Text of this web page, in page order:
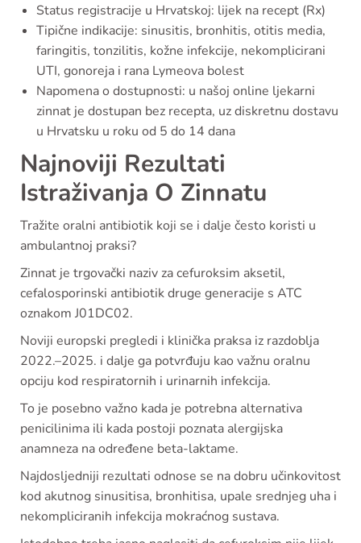
Status registracije u Hrvatskoj: lijek na recept (Rx)
Tipične indikacije: sinusitis, bronhitis, otitis media,
faringitis, tonzilitis, kožne infekcije, nekomplicirani
UTI, gonoreja i rana Lymeova bolest
Napomena o dostupnosti: u našoj online ljekarni
zinnat je dostupan bez recepta, uz diskretnu dostavu
u Hrvatsku u roku od 5 do 14 dana
Najnoviji Rezultati
Istraživanja O Zinnatu
Tražite oralni antibiotik koji se i dalje često koristi u
ambulantnoj praksi?
Zinnat je trgovački naziv za cefuroksim aksetil,
cefalosporinski antibiotik druge generacije s ATC
oznakom J01DC02.
Noviji europski pregledi i klinička praksa iz razdoblja
2022.–2025. i dalje ga potvrđuju kao važnu oralnu
opciju kod respiratornih i urinarnih infekcija.
To je posebno važno kada je potrebna alternativa
penicilinima ili kada postoji poznata alergijska
anamneza na određene beta-laktame.
Najdosljedniji rezultati odnose se na dobru učinkovitost
kod akutnog sinusitisa, bronhitisa, upale srednjeg uha i
nekompliciranih infekcija mokraćnog sustava.